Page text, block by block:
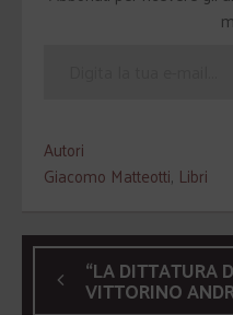
Autori
Giacomo Matteotti, Libri
“LA DITTATURA
VITTORINO